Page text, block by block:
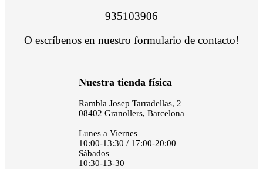
935103906
O escríbenos en nuestro formulario de contacto!
Nuestra tienda física
Rambla Josep Tarradellas, 2
08402 Granollers, Barcelona
Lunes a Viernes
10:00-13:30 / 17:00-20:00
Sábados
10:30-13-30